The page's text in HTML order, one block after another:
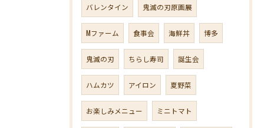
バレンタイン 鬼滅の刃原画展
Mファーム 食事会 海鮮丼 博多
鬼滅の刃 ちらし寿司 誕生会
ハムカツ アイロン 夏野菜
お楽しみメニュー ミニトマト